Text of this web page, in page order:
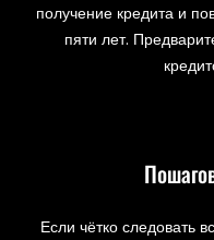
получение кредита и
пяти лет.
Если чётко следовать